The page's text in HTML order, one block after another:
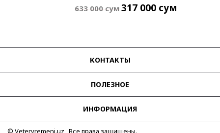
633 000сум 317 000 сум
КОНТАКТЫ
ПОЛЕЗНОЕ
ИНФОРМАЦИЯ
© Vetervremeni.uz Все права защищены.